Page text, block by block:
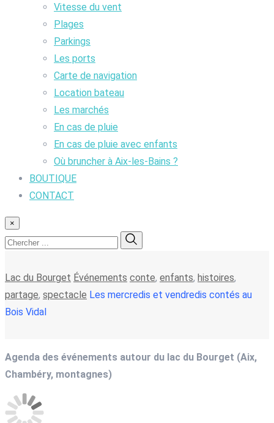
Vitesse du vent
Plages
Parkings
Les ports
Carte de navigation
Location bateau
Les marchés
En cas de pluie
En cas de pluie avec enfants
Où bruncher à Aix-les-Bains ?
BOUTIQUE
CONTACT
×
Lac du Bourget Événements conte, enfants, histoires,
partage, spectacle Les mercredis et vendredis contés au
Bois Vidal
Agenda des événements autour du lac du Bourget (Aix,
Chambéry, montagnes)